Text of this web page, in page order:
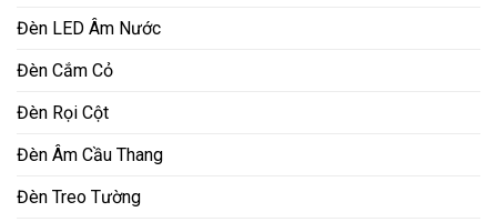
Đèn LED Âm Nước
Đèn Cắm Cỏ
Đèn Rọi Cột
Đèn Âm Cầu Thang
Đèn Treo Tường